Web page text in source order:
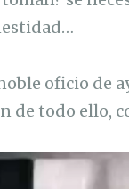
oficio de
de todo ello,